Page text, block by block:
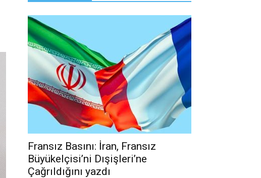
Fransız Basını: İran, Fransız
Büyükelçisi’ni Dışişleri’ne
Çağrıldığını yazdı